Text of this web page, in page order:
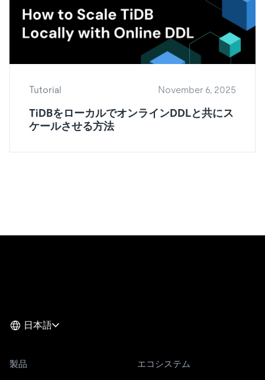
Tutorial November 6, 2025
TiDBをローカルでオンラインDDLと共にス
ケールさせる方法
日本語
製品 エコシステム